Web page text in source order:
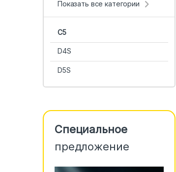
Показать все категории
C5
D4S
D5S
Специальное
предложение